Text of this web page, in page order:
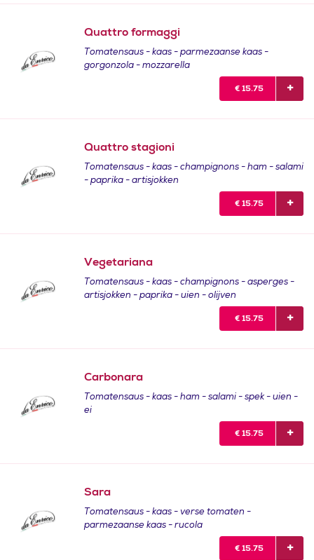
Quattro formaggi
Tomatensaus - kaas - parmezaanse kaas -
gorgonzola - mozzarella
€ 15.75
Quattro stagioni
Tomatensaus - kaas - champignons - ham - salami
- paprika - artisjokken
€ 15.75
Vegetariana
Tomatensaus - kaas - champignons - asperges -
artisjokken - paprika - uien - olijven
€ 15.75
Carbonara
Tomatensaus - kaas - ham - salami - spek - uien -
ei
€ 15.75
Sara
Tomatensaus - kaas - verse tomaten -
parmezaanse kaas - rucola
€ 15.75